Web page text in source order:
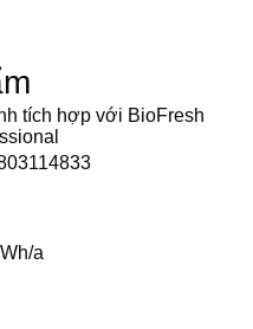
tích hợp với BioFresh
a